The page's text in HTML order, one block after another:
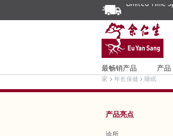
最畅销产品 产品
家 年长保健 睡眠
产品亮点
诊所